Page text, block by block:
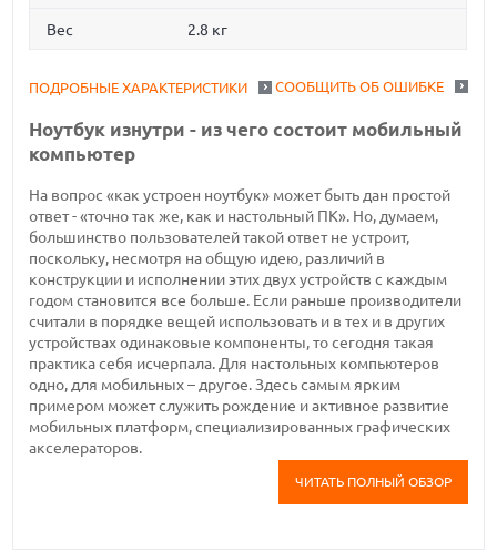
Вес 2.8 кг
СООБЩИТЬ ОБ ОШИБКЕ
ПОДРОБНЫЕ ХАРАКТЕРИСТИКИ
Ноутбук изнутри - из чего состоит мобильный
компьютер
На вопрос «как устроен ноутбук» может быть дан простой
ответ - «точно так же, как и настольный ПК». Но, думаем,
большинство пользователей такой ответ не устроит,
поскольку, несмотря на общую идею, различий в
конструкции и исполнении этих двух устройств с каждым
годом становится все больше. Если раньше производители
считали в порядке вещей использовать и в тех и в других
устройствах одинаковые компоненты, то сегодня такая
практика себя исчерпала. Для настольных компьютеров
одно, для мобильных – другое. Здесь самым ярким
примером может служить рождение и активное развитие
мобильных платформ, специализированных графических
акселераторов.
ЧИТАТЬ ПОЛНЫЙ ОБЗОР